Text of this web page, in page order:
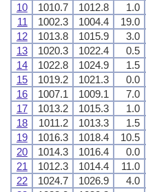
10
1010.7 1012.8 1.0
11
1002.3 1004.4 19.0
12
1013.8 1015.9 3.0
13
1020.3 1022.4 0.5
14
1022.8 1024.9 1.5
15
1019.2 1021.3 0.0
16
1007.1 1009.1 7.0
17
1013.2 1015.3 1.0
18
1011.2 1013.3 1.5
19
1016.3 1018.4 10.5
20
1014.3 1016.4 0.0
21
1012.3 1014.4 11.0
22
1024.7 1026.9 4.0